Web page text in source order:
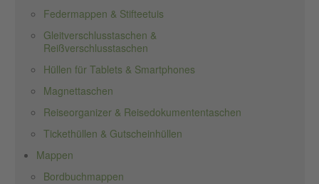
Federmappen & Stifteetuis
Gleitverschlusstaschen &
Reißverschlusstaschen
Hüllen für Tablets & Smartphones
Magnettaschen
Reiseorganizer & Reisedokumententaschen
Tickethüllen & Gutscheinhüllen
Mappen
Bordbuchmappen